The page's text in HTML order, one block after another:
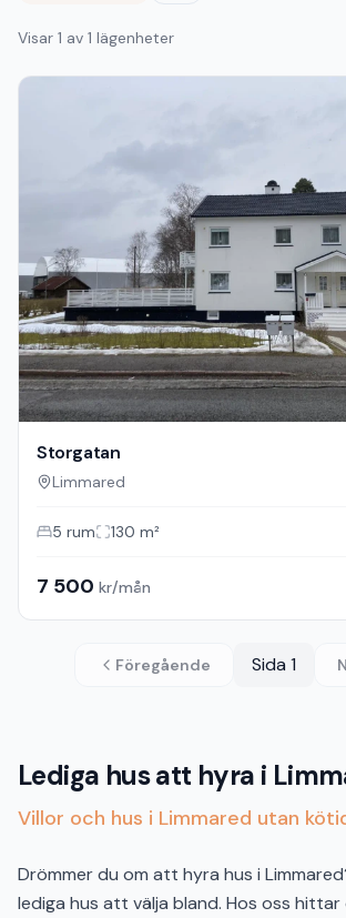
Visar 1 av 1 lägenheter
Storgatan
Limmared
5 rum 130 m²
7 500 kr/mån
Föregående Sida 1
Lediga hus att hyra i
Villor och hus i Limmared utan
Drömmer du om att hyra hus i
lediga hus att välja bland. Hos oss hittar